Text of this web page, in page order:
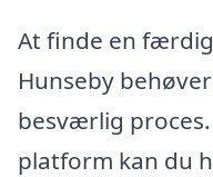
At finde en
Hunseby
besværlig
platform kan du